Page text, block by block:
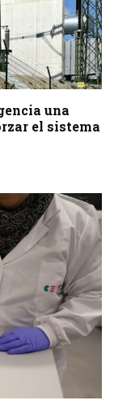
una
el sistema